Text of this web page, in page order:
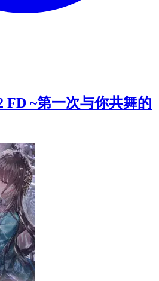
FD ~第一次与你共舞的